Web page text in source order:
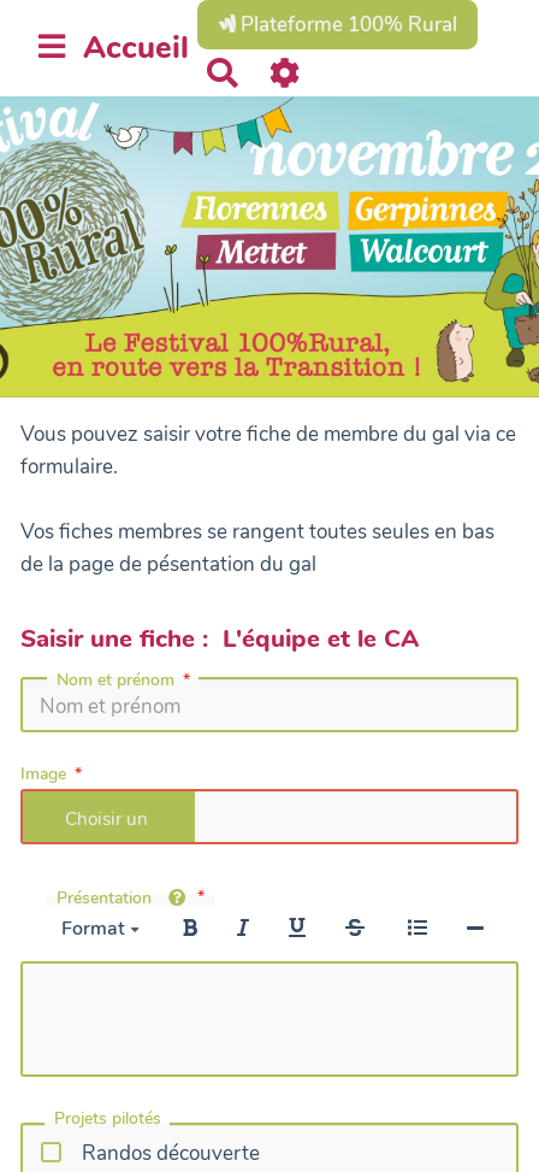
Accueil
Plateforme 100% Rural
e
c
h
e
r
c
r
Vous pouvez saisir votre fiche de membre du gal via ce
formulaire.
Vos fiches membres se rangent toutes seules en bas
de la page de pésentation du gal
Saisir une fiche : L'équipe et le CA
Nom et prénom
Image
Présentation
Format
Projets pilotés
Randos découverte